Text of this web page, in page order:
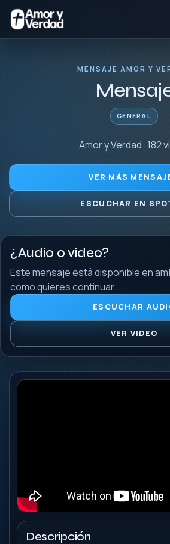
MENSAJE AMOR Y
GENERAL
Amor y Verdad · 182
VER MÁS
ESCUCHAR EN
¿Audio o video?
Este mensaje está disponible en
cómo quieres continuar.
ESCUCHAR
VER VIDEO
Descripción